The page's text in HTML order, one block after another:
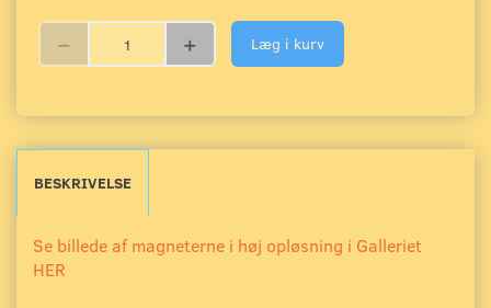
Læg i kurv
BESKRIVELSE
Se billede af magneterne i høj opløsning i Galleriet
HER